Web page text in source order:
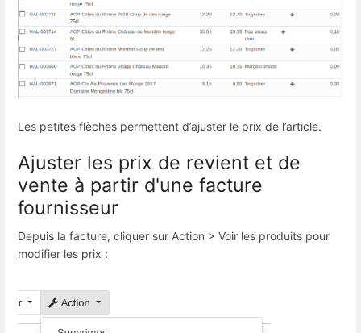
Les petites flèches permettent d’ajuster le prix de l’article.
Ajuster les prix de revient et de
vente à partir d'une facture
fournisseur
Depuis la facture, cliquer sur Action > Voir les produits pour
modifier les prix :